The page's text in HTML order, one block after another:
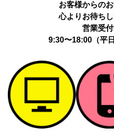
よる安全な電送、又は管理コンソ
提供先：広告配信事業者（例：
個人情報の取り扱いに関する契約
（目的外利用禁止、再提供制限、
お客様の個人情報は、以下掲げる
無く第三者に提供することはあり
法令に基づく場合
人の生命、身体又は財産の
て、本人の同意を得る事が困
お客様からの
心よりお待ちし
営業受
9:30〜18:00（平